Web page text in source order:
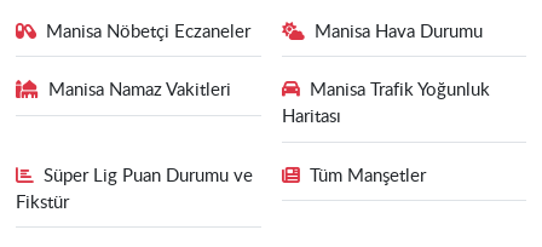
Manisa Nöbetçi Eczaneler Manisa Hava Durumu
Manisa Namaz Vakitleri
Manisa Trafik Yoğunluk
Haritası
Süper Lig Puan Durumu ve
Fikstür
Tüm Manşetler